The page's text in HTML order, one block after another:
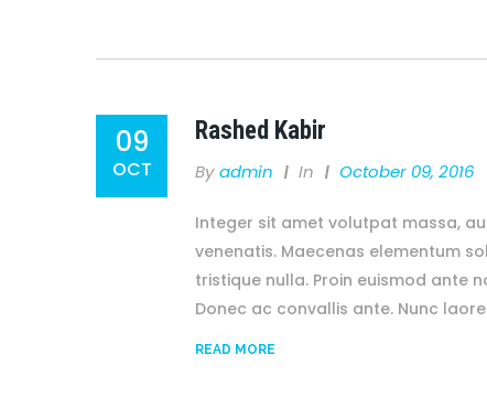
09
OCT
Rashed Kabir
By Admin In October 09, 2016
Integer sit amet volutpat massa,
venenatis. Maecenas elementum
tristique nulla. Proin euismod ante
Donec ac convallis ante. Nunc
READ MORE